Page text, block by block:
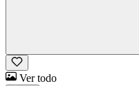
Ver todo